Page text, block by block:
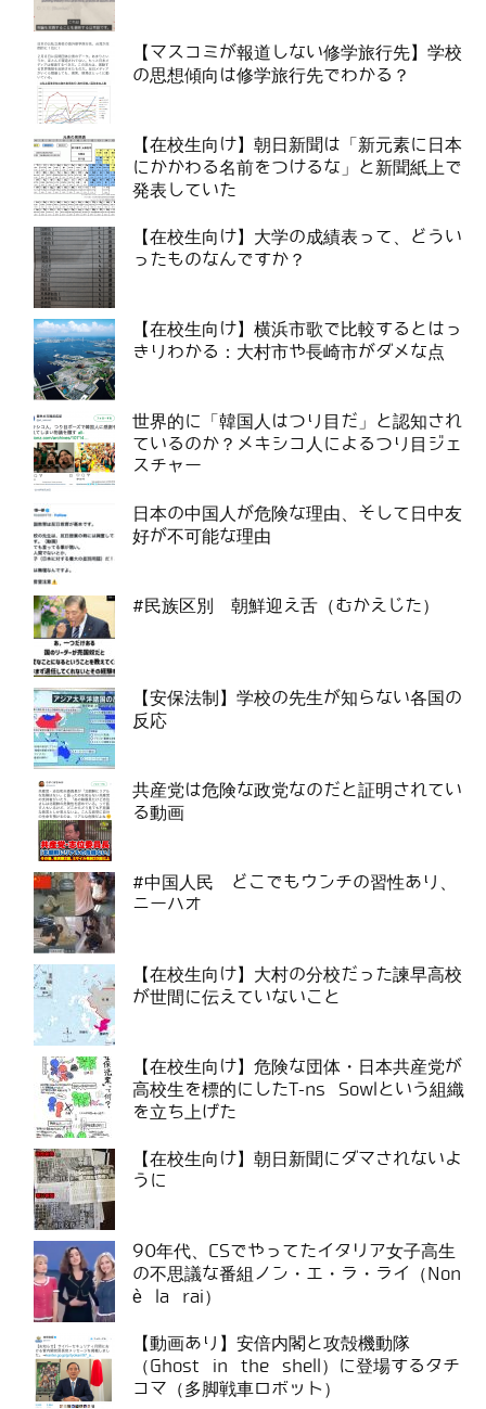
【マスコミが報道しない修学旅行先】学校
の思想傾向は修学旅行先でわかる？
【在校生向け】朝日新聞は「新元素に日本
にかかわる名前をつけるな」と新聞紙上で
発表していた
【在校生向け】大学の成績表って、どうい
ったものなんですか？
【在校生向け】横浜市歌で比較するとはっ
きりわかる：大村市や長崎市がダメな点
世界的に「韓国人はつり目だ」と認知され
ているのか？メキシコ人によるつり目ジェ
スチャー
日本の中国人が危険な理由、そして日中友
好が不可能な理由
#民族区別 朝鮮迎え舌（むかえじた）
【安保法制】学校の先生が知らない各国の
反応
共産党は危険な政党なのだと証明されてい
る動画
#中国人民 どこでもウンチの習性あり、
ニーハオ
【在校生向け】大村の分校だった諫早高校
が世間に伝えていないこと
【在校生向け】危険な団体・日本共産党が
高校生を標的にしたT-ns Sowlという組織
を立ち上げた
【在校生向け】朝日新聞にダマされないよ
うに
90年代、CSでやってたイタリア女子高生
の不思議な番組ノン・エ・ラ・ライ（Non
è la rai）
【動画あり】安倍内閣と攻殻機動隊
（Ghost in the shell）に登場するタチ
コマ（多脚戦車ロボット）